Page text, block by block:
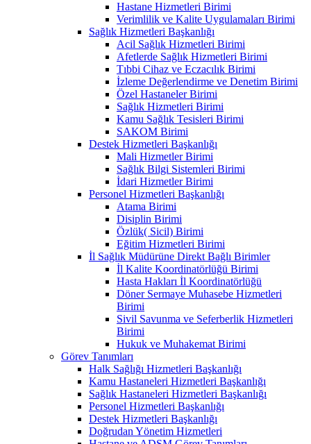
Hastane Hizmetleri Birimi
Verimlilik ve Kalite Uygulamaları Birimi
Sağlık Hizmetleri Başkanlığı
Acil Sağlık Hizmetleri Birimi
Afetlerde Sağlık Hizmetleri Birimi
Tıbbi Cihaz ve Eczacılık Birimi
İzleme Değerlendirme ve Denetim Birimi
Özel Hastaneler Birimi
Sağlık Hizmetleri Birimi
Kamu Sağlık Tesisleri Birimi
SAKOM Birimi
Destek Hizmetleri Başkanlığı
Mali Hizmetler Birimi
Sağlık Bilgi Sistemleri Birimi
İdari Hizmetler Birimi
Personel Hizmetleri Başkanlığı
Atama Birimi
Disiplin Birimi
Özlük( Sicil) Birimi
Eğitim Hizmetleri Birimi
İl Sağlık Müdürüne Direkt Bağlı Birimler
İl Kalite Koordinatörlüğü Birimi
Hasta Hakları İl Koordinatörlüğü
Döner Sermaye Muhasebe Hizmetleri
Birimi
Sivil Savunma ve Seferberlik Hizmetleri
Birimi
Hukuk ve Muhakemat Birimi
Görev Tanımları
Halk Sağlığı Hizmetleri Başkanlığı
Kamu Hastaneleri Hizmetleri Başkanlığı
Sağlık Hastaneleri Hizmetleri Başkanlığı
Personel Hizmetleri Başkanlığı
Destek Hizmetleri Başkanlığı
Doğrudan Yönetim Hizmetleri